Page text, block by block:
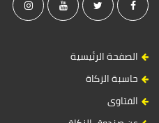
الصفحة الرئيسية
حاسبة الزكاة
الفتاوى